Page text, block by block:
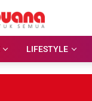
LIFESTYLE